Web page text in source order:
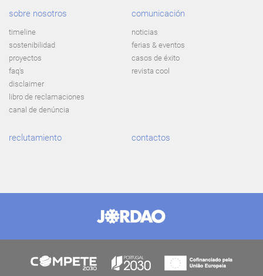
sobre nosotros
timeline
sostenibilidad
proyectos
faq's
disclaimer
libro de reclamaciones
canal de denúncia
comunicación
noticias
ferias & eventos
casos de éxito
revista cool
reclutamiento contactos